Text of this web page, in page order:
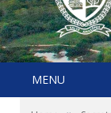
MENU